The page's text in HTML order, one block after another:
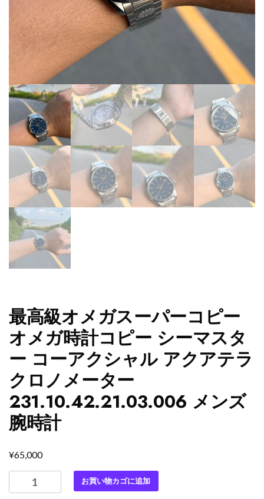
最高級オメガスーパーコピー
オメガ時計コピー シーマスタ
ー コーアクシャル アクアテラ
クロノメーター
231.10.42.21.03.006 メンズ
腕時計
¥65,000
高
お買い物カゴに追加